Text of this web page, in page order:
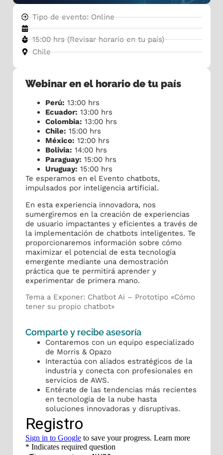
Tipo de evento: Online
15:00 hrs (Revisar horario en tu país)
Chile
Webinar en el horario de tu país
Perú: 13:00 hrs
Ecuador: 13:00 hrs
Colombia: 13:00 hrs
Chile: 15:00 hrs
México: 12:00 hrs
Bolivia: 14:00 hrs
Paraguay: 15:00 hrs
Uruguay: 15:00 hrs
Te esperamos en el Evento chatbots,
impulsados por inteligencia artificial.
En esta experiencia innovadora, nos
sumergiremos en la creación de experiencias
de usuario impactantes y eficientes a través de
la implementación de chatbots inteligentes. Te
proporcionaremos información sobre cómo
maximizar el potencial de esta tecnología
emergente mediante una demostración
práctica que te permitirá aprender y
experimentar de primera mano.
Tema a Exponer: Chatbot Ai – Prototipo «Cómo
tener su propio chatbot»
Comparte y recibe asesoría
Contaremos con un equipo especializado
de Morris & Opazo
Interactúa con aliados estratégicos de la
industria y conecta con profesionales en
servicios de AWS.
Entérate de las tendencias más recientes
en tecnología de la nube hasta
soluciones innovadoras y disruptivas.